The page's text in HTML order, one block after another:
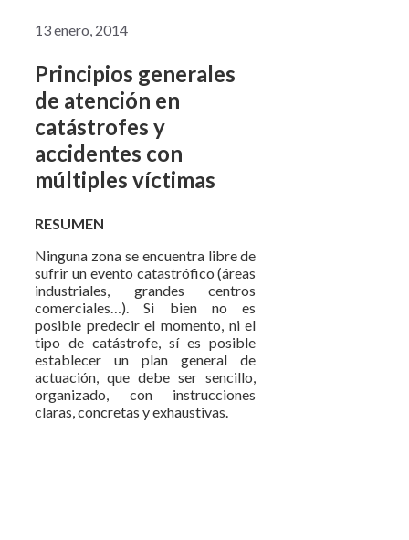
13 enero, 2014
Principios generales
de atención en
catástrofes y
accidentes con
múltiples víctimas
RESUMEN
Ninguna zona se encuentra libre de
sufrir un evento catastrófico (áreas
industriales, grandes centros
comerciales…). Si bien no es
posible predecir el momento, ni el
tipo de catástrofe, sí es posible
establecer un plan general de
actuación, que debe ser sencillo,
organizado, con instrucciones
claras, concretas y exhaustivas.